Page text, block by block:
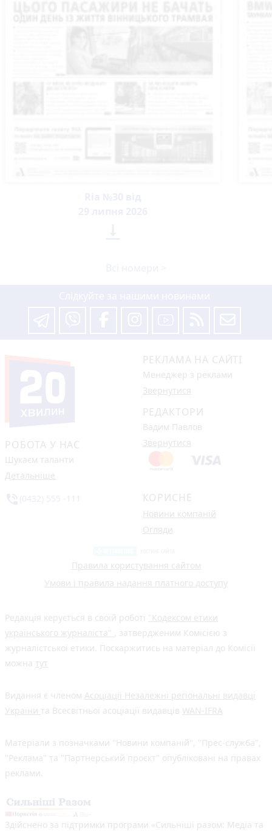
РОБОТА У НАС
Шукаєм таланти
Детальніше
РЕКЛАМА НА САЙТІ
Менеджер з реклами
Звернутися
РЕДАКТОРИ
Вадим Павлов
Звернутися
КОРИСНЕ
Новини компаній
Огляди
Правила користування сайтом
Умови і правила надання платного доступу
Редакція керується в своїй роботі "Кодексом етики
українського журналіста"
, затвердженим Комісією з
журналістської етики. Поскаржитись на матеріал до Комісії
можна тут
Видання є членом Асоціації Незалежні регіональні видавці
України та Всесвітньої асоціації видавців WAN-IFRA
Матеріали з позначками "Новини компаній", "Прес-служба",
"Реклама" та "Партнерський проєкт" опубліковані на правах
реклами.
Здійснено за підтримки програми «Сильніші разом: Медіа та